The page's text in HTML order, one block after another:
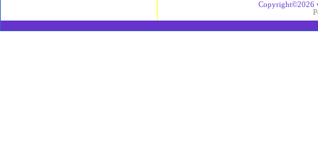
Copyright©2026